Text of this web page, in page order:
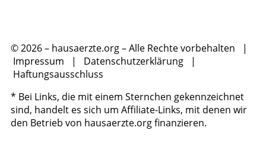
© 2026 – hausaerzte.org – Alle Rechte vorbehalten |
Impressum | Datenschutzerklärung |
Haftungsausschluss
* Bei Links, die mit einem Sternchen gekennzeichnet
sind, handelt es sich um Affiliate-Links, mit denen wir
den Betrieb von hausaerzte.org finanzieren.